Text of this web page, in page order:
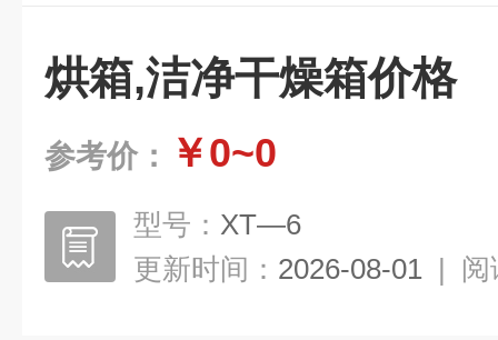
烘箱,洁净干燥箱价格
参考价： ￥0~0
型号： XT—6
更新时间： 2026-08-01 | 阅